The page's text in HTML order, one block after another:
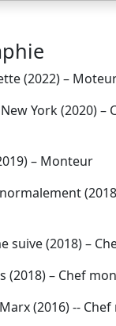
(2022) –
York (2020) –
– Monteur
suive (2018) –
(2018) – Chef
(2016) --